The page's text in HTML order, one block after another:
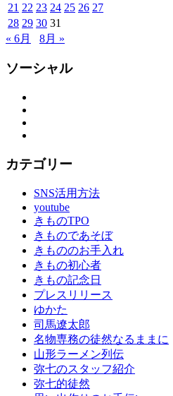
21 22 23 24 25 26 27
28 29 30 31
« 6月
8月 »
ソーシャル
カテゴリー
SNS活用方法
youtube
きものTPO
きものであそぼ
きもののお手入れ
きもの初心者
きもの記念日
プレスリリース
ゆかた
司馬遼太郎
名物専務の徒然なるままに
山形ラーメン列伝
弥七のスタッフ紹介
弥七的徒然